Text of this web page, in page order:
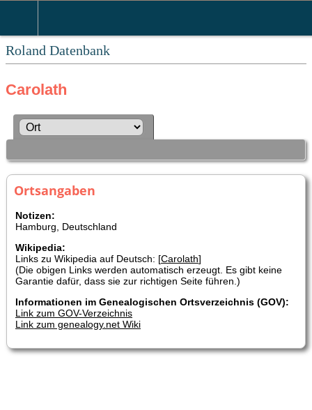
Roland Datenbank
Carolath
Ortsangaben
Notizen:
Hamburg, Deutschland
Wikipedia:
Links zu Wikipedia auf Deutsch: [Carolath]
(Die obigen Links werden automatisch erzeugt. Es gibt keine
Garantie dafür, dass sie zur richtigen Seite führen.)
Informationen im Genealogischen Ortsverzeichnis (GOV):
Link zum GOV-Verzeichnis
Link zum genealogy.net Wiki